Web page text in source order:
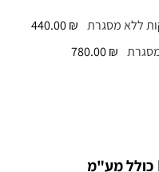
ללא מסגרת ₪ 440.00
₪ 780.00
כולל מע"מ